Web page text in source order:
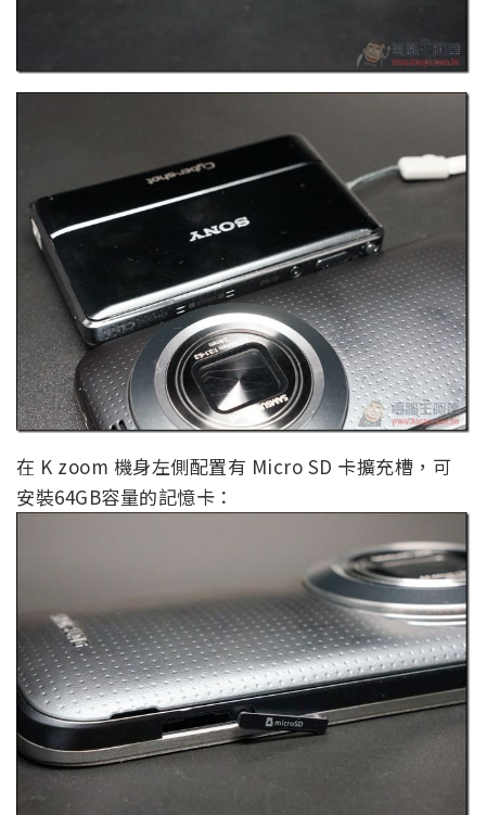
在 K zoom 機身左側配置有 Micro SD 卡擴充槽，可
安裝64GB容量的記憶卡：